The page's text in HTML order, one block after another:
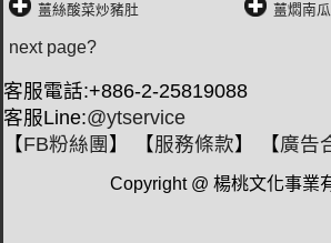
薑絲酸菜炒豬肚 薑燜南瓜
next page?
客服電話:+886-2-25819088
客服Line:@ytservice
【FB粉絲團 】 【服務條款】 【廣告
Copyright @ 楊桃文化事業